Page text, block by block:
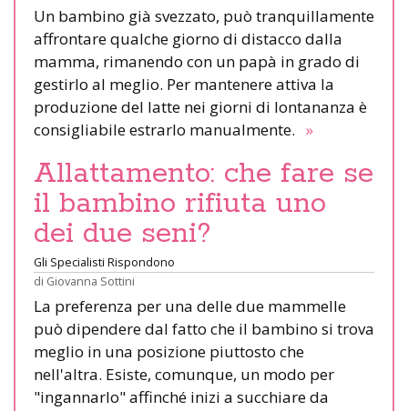
Un bambino già svezzato, può tranquillamente
affrontare qualche giorno di distacco dalla
mamma, rimanendo con un papà in grado di
gestirlo al meglio. Per mantenere attiva la
produzione del latte nei giorni di lontananza è
consigliabile estrarlo manualmente. »
Allattamento: che fare se
il bambino rifiuta uno
dei due seni?
Gli Specialisti Rispondono
di Giovanna Sottini
La preferenza per una delle due mammelle
può dipendere dal fatto che il bambino si trova
meglio in una posizione piuttosto che
nell'altra. Esiste, comunque, un modo per
"ingannarlo" affinché inizi a succhiare da